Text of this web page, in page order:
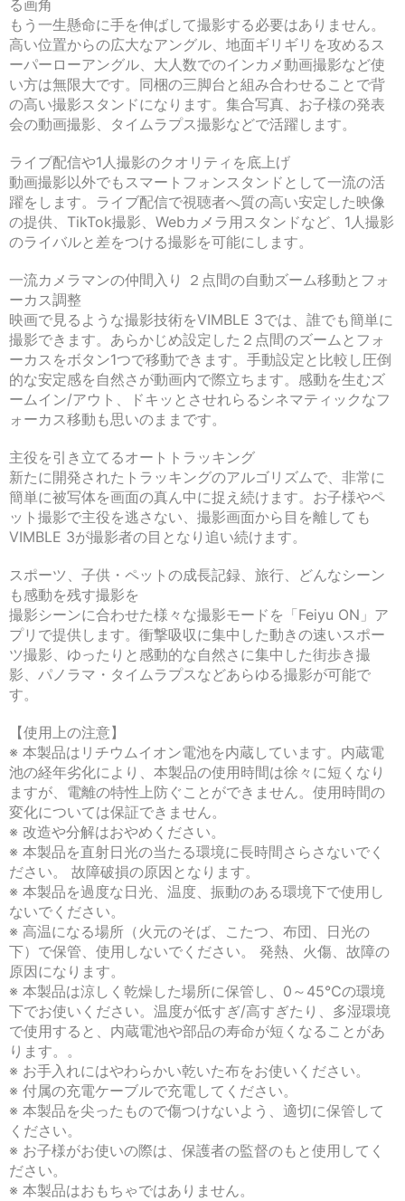
る画角
もう一生懸命に手を伸ばして撮影する必要はありません。
高い位置からの広大なアングル、地面ギリギリを攻めるス
ーパーローアングル、大人数でのインカメ動画撮影など使
い方は無限大です。同梱の三脚台と組み合わせることで背
の高い撮影スタンドになります。集合写真、お子様の発表
会の動画撮影、タイムラプス撮影などで活躍します。
ライブ配信や1人撮影のクオリティを底上げ
動画撮影以外でもスマートフォンスタンドとして一流の活
躍をします。ライブ配信で視聴者へ質の高い安定した映像
の提供、TikTok撮影、Webカメラ用スタンドなど、1人撮影
のライバルと差をつける撮影を可能にします。
一流カメラマンの仲間入り ２点間の自動ズーム移動とフォ
ーカス調整
映画で見るような撮影技術をVIMBLE 3では、誰でも簡単に
撮影できます。あらかじめ設定した２点間のズームとフォ
ーカスをボタン1つで移動できます。手動設定と比較し圧倒
的な安定感を自然さが動画内で際立ちます。感動を生むズ
ームイン/アウト、ドキッとさせれらるシネマティックなフ
ォーカス移動も思いのままです。
主役を引き立てるオートトラッキング
新たに開発されたトラッキングのアルゴリズムで、非常に
簡単に被写体を画面の真ん中に捉え続けます。お子様やペ
ット撮影で主役を逃さない、撮影画面から目を離しても
VIMBLE 3が撮影者の目となり追い続けます。
スポーツ、子供・ペットの成長記録、旅行、どんなシーン
も感動を残す撮影を
撮影シーンに合わせた様々な撮影モードを「Feiyu ON」ア
プリで提供します。衝撃吸収に集中した動きの速いスポー
ツ撮影、ゆったりと感動的な自然さに集中した街歩き撮
影、パノラマ・タイムラプスなどあらゆる撮影が可能で
す。
【使用上の注意】
※ 本製品はリチウムイオン電池を内蔵しています。内蔵電
池の経年劣化により、本製品の使用時間は徐々に短くなり
ますが、電離の特性上防ぐことができません。使用時間の
変化については保証できません。
※ 改造や分解はおやめください。
※ 本製品を直射日光の当たる環境に長時間さらさないでく
ださい。 故障破損の原因となります。
※ 本製品を過度な日光、温度、振動のある環境下で使用し
ないでください。
※ 高温になる場所（火元のそば、こたつ、布団、日光の
下）で保管、使用しないでください。 発熱、火傷、故障の
原因になります。
※ 本製品は涼しく乾燥した場所に保管し、0～45℃の環境
下でお使いください。温度が低すぎ/高すぎたり、多湿環境
で使用すると、内蔵電池や部品の寿命が短くなることがあ
ります。。
※ お手入れにはやわらかい乾いた布をお使いください。
※ 付属の充電ケーブルで充電してください。
※ 本製品を尖ったもので傷つけないよう、適切に保管して
ください。
※ お子様がお使いの際は、保護者の監督のもと使用してく
ださい。
※ 本製品はおもちゃではありません。